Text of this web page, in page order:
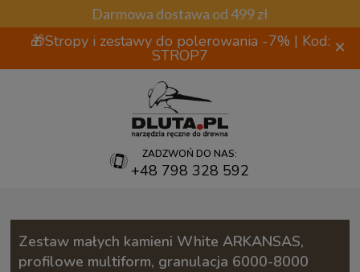
Darmowa dostawa od 499 zł
🎁Stropy i zestawy do polerowania -7% | Kod:
STROP7 ×
ZADZWOŃ DO NAS:
+48 798 328 592
Zestaw małych kamieni White ARKANSAS,
profilowe multiform, granulacja 6000-8000